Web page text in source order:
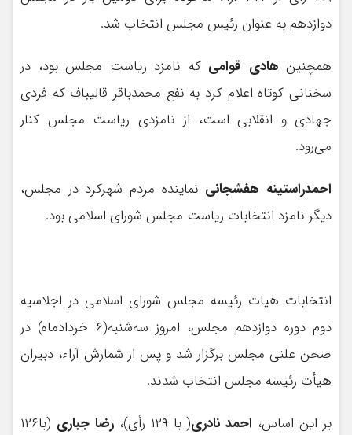
دوازدهم به عنوان رئیس مجلس انتخاب شد.
همچنین هادی قوامیکه نامزد ریاست مجلس بود، در
سخنانی کوتاه اعلام کرد به نفع محمدباقر قالیباف که فردی
جهادی و انقلابی است، از نامزدی ریاست مجلس کنار
می‌رود.
احمدراستینه هفشجانی نماینده مردم شهرکرد در مجلس،
دیگر نامزد انتخابات ریاست مجلس شورای اسلامی بود.
انتخابات هیات رئیسه مجلس شورای اسلامی در اجلاسیه
دوم دوره دوازدهم مجلس، امروز سه‌شنبه(۶ خردادماه) در
صحن علنی مجلس برگزار شد و پس از شمارش آراء، دبیران
هیأت رئیسه مجلس انتخاب شدند.
بر این اساس، احمد نادری( با ۱۲۹ رأی)، رضا جباری
(با۱۲۶